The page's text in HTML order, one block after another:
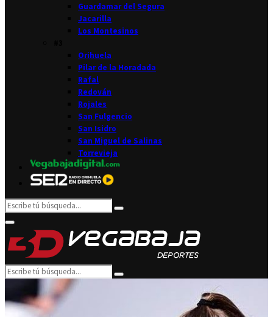
Guardamar del Segura
Jacarilla
Los Montesinos
Orihuela
Pilar de la Horadada
Rafal
Redován
Rojales
San Fulgencio
San Isidro
San Miguel de Salinas
Torrevieja
Search
for:
Search
Primary
Menu
Search
for:
Search